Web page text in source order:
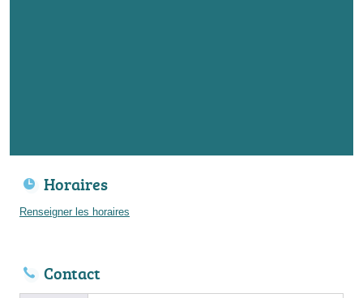
Horaires
Renseigner les horaires
Contact